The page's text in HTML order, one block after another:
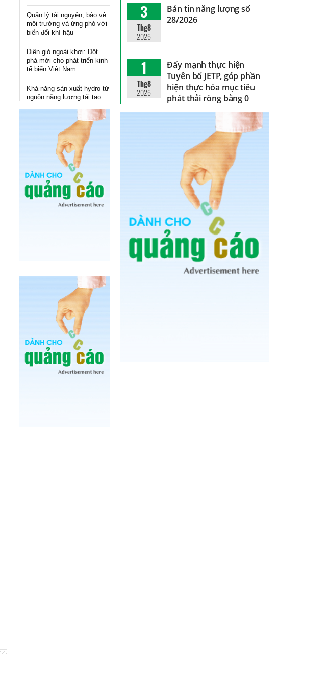
Quản lý tài nguyên, bảo vệ
môi trường và ứng phó với
biến đổi khí hậu
Điện gió ngoài khơi: Đột
phá mới cho phát triển kinh
tế biển Việt Nam
Khả năng sản xuất hydro từ
nguồn năng lượng tái tạo
3
Thg8
2026
Bản tin năng lượng số
28/2026
1
Thg8
2026
Đẩy mạnh thực hiện
Tuyên bố JETP, góp phần
hiện thực hóa mục tiêu
phát thải ròng bằng 0